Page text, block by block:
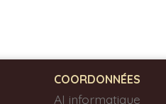
COORDONNÉES
AI informatique